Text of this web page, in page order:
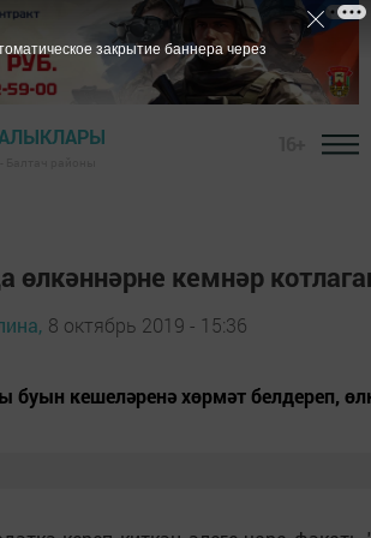
кемнәр
8 октябрь 2019 - 15:36
кешеләренә хөрмәт белдереп,
закрытие баннера через